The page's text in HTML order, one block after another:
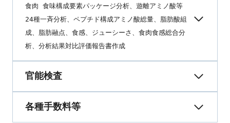
食肉 食味構成要素パッケージ分析、遊離アミノ酸等
24種一斉分析、ペプチド構成アミノ酸総量、脂肪酸組
成、脂肪融点、食感、ジューシーさ、食肉食感総合分
析、分析結果対比評価報告書作成
官能検査
各種手数料等